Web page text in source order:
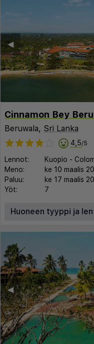
◀︎
Cinnamon Bey
Beruwala, Sri Lanka
4,5/5
Lennot: Kuopio -
Meno:
ke 10 maalis
Paluu:
ke 17 maalis
Yöt:
7
Huoneen tyyppi ja
◀︎